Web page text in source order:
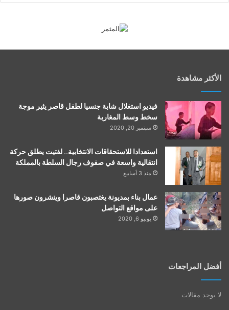
الأكثر مشاهدة
فيديو استغلال شابة جنسيا لطفل قاصر يثير موجة
سخط وسط المغاربة
سبتمبر 20, 2020
استعدادا للاستحقاقات الانتخابية.. لفتيت يطلق حركة
انتقالية واسعة في صفوف رجال السلطة بالمملكة
منذ 3 أسابيع
عمال بناء بمديونة يغتصبون قاصرا وينشرون صورها
على مواقع التواصل
يونيو 6, 2020
أفضل المراجعات
لا يوجد مقالات